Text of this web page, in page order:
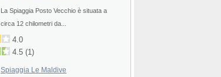
La Spiaggia Posto Vecchio è situata a
circa 12 chilometri da...
4.0
4.5 (1)
Spiaggia Le Maldive